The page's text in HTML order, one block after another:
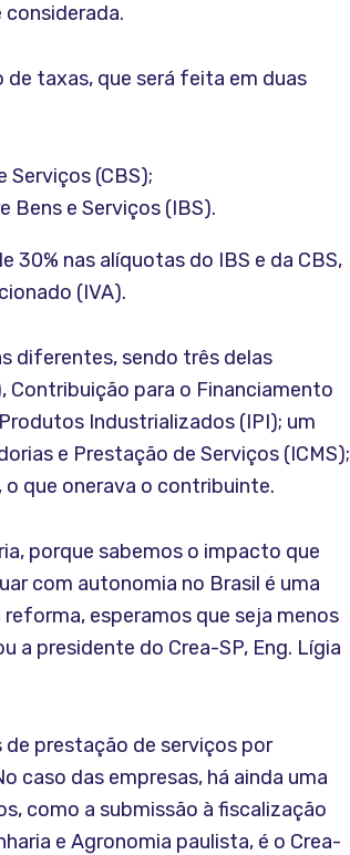
taxas, que será feita em duas
Serviços (CBS);
Bens e Serviços (IBS).
30% nas alíquotas do IBS e da CBS,
(IVA).
diferentes, sendo três delas
Contribuição para o Financiamento
Industrializados (IPI); um
e Prestação de Serviços (ICMS);
o que onerava o contribuinte.
porque sabemos o impacto que
com autonomia no Brasil é uma
esperamos que seja menos
a presidente do Crea-SP, Eng. Lígia
prestação de serviços por
caso das empresas, há ainda uma
como a submissão à fiscalização
e Agronomia paulista, é o Crea-